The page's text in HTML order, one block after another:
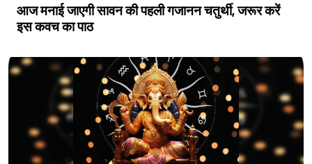
आज मनाई जाएगी सावन की पहली गजानन चतुर्थी, जरूर करें
इस कवच का पाठ